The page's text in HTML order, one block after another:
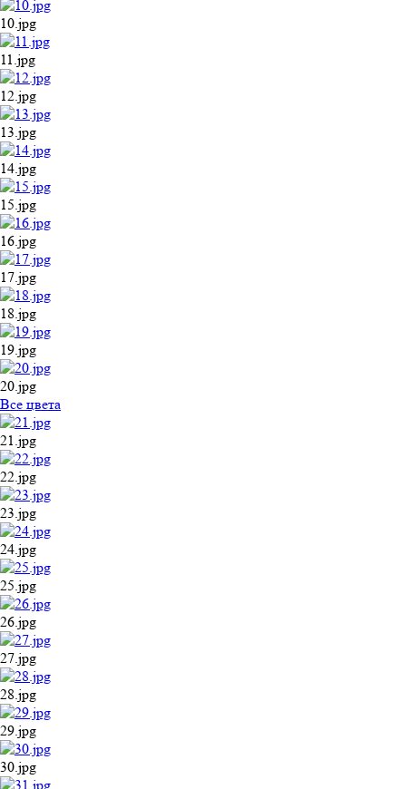
10.jpg
11.jpg
12.jpg
13.jpg
14.jpg
15.jpg
16.jpg
17.jpg
18.jpg
19.jpg
20.jpg
Все цвета
21.jpg
22.jpg
23.jpg
24.jpg
25.jpg
26.jpg
27.jpg
28.jpg
29.jpg
30.jpg